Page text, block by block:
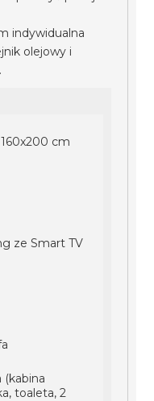
indywidualna
olejowy i
160x200 cm
ze Smart TV
(kabina
toaleta, 2